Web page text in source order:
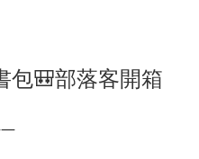
包🎒部落客開箱